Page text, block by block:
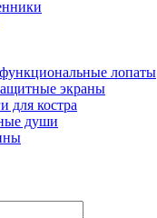
лопаты
экраны
для костра
души